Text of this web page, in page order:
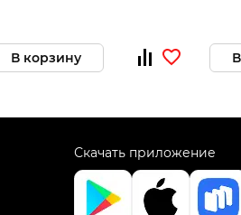
В корзину
Скачать приложение